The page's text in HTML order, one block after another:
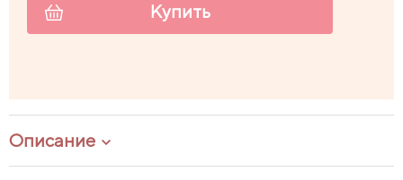
Купить
Описание